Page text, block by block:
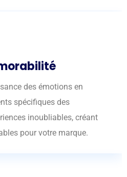
des émotions en
spécifiques des
inoubliables, créant
pour votre marque.